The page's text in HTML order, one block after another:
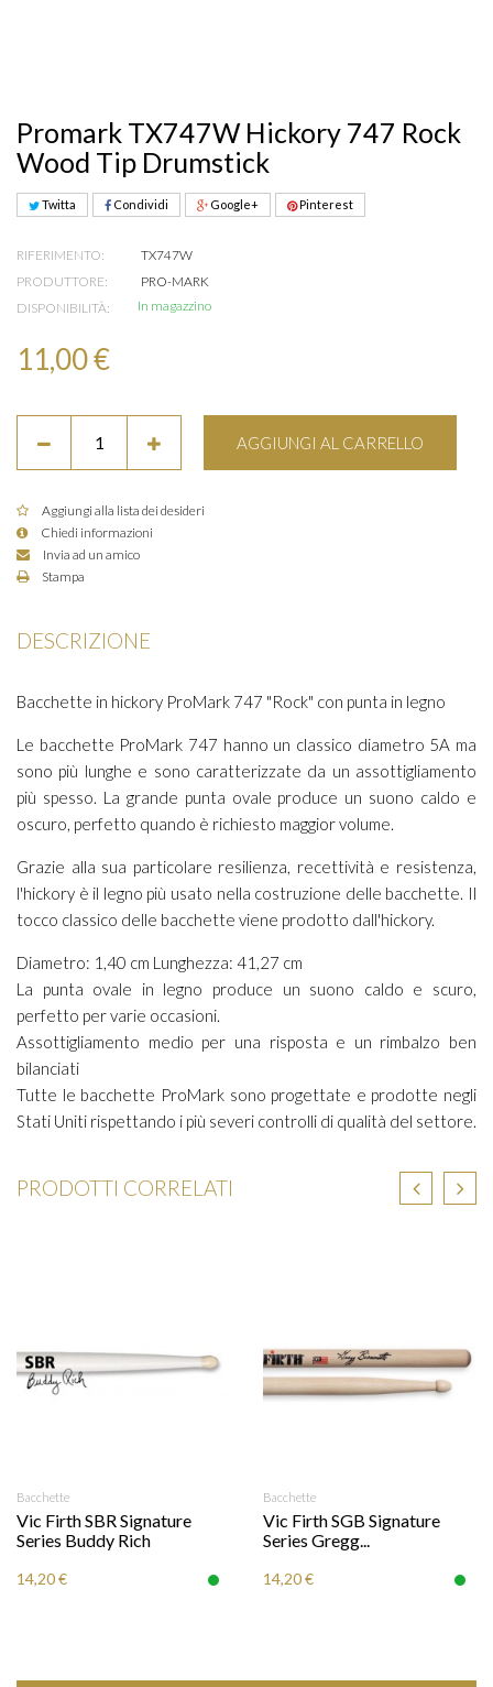
Promark TX747W Hickory 747 Rock
Wood Tip Drumstick
Twitta Condividi Google+ Pinterest
RIFERIMENTO:
TX747W
PRODUTTORE:
PRO-MARK
DISPONIBILITÀ:
In magazzino
11,00 €
AGGIUNGI AL CARRELLO
Aggiungi alla lista dei desideri
Chiedi informazioni
Invia ad un amico
Stampa
DESCRIZIONE
Bacchette in hickory ProMark 747 "Rock" con punta in legno
Le bacchette ProMark 747 hanno un classico diametro 5A ma
sono più lunghe e sono caratterizzate da un assottigliamento
più spesso. La grande punta ovale produce un suono caldo e
oscuro, perfetto quando è richiesto maggior volume.
Grazie alla sua particolare resilienza, recettività e resistenza,
l'hickory è il legno più usato nella costruzione delle bacchette. Il
tocco classico delle bacchette viene prodotto dall'hickory.
Diametro: 1,40 cm Lunghezza: 41,27 cm
La punta ovale in legno produce un suono caldo e scuro,
perfetto per varie occasioni.
Assottigliamento medio per una risposta e un rimbalzo ben
bilanciati
Tutte le bacchette ProMark sono progettate e prodotte negli
Stati Uniti rispettando i più severi controlli di qualità del settore.
PRODOTTI CORRELATI
Bacchette
Vic Firth SBR Signature
Series Buddy Rich
14,20 €
Bacchette
Vic Firth SGB Signature
Series Gregg...
14,20 €